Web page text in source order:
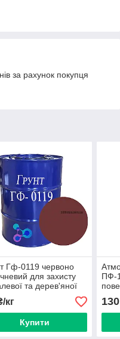
за рахунок покупця
Гф-0119 червоно
для захисту
та дерев'яної
кг
Купити
ПФ-
130